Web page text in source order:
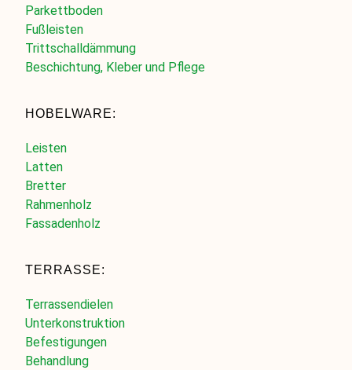
Parkettboden
Fußleisten
Trittschalldämmung
Beschichtung, Kleber und Pflege
HOBELWARE:
Leisten
Latten
Bretter
Rahmenholz
Fassadenholz
TERRASSE:
Terrassendielen
Unterkonstruktion
Befestigungen
Behandlung